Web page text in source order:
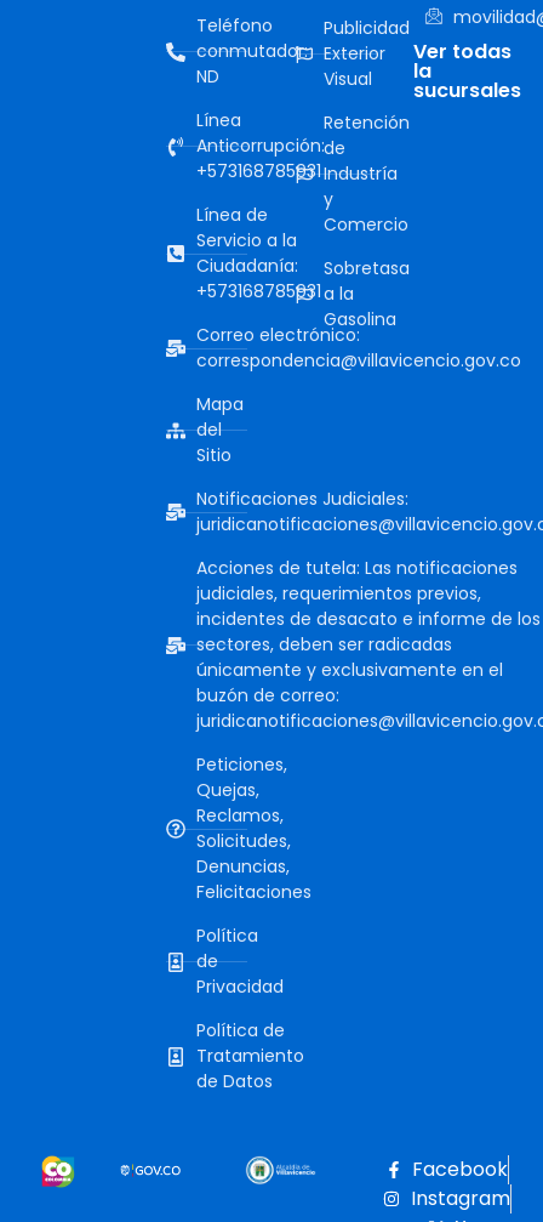
Teléfono
conmutador:
ND
Línea
Anticorrupción:
+573168785931
Línea de
Servicio a la
Ciudadanía:
+573168785931
Correo electrónico:
correspondencia@villavicencio.gov.co
Mapa
del
Sitio
Notificaciones Judiciales:
Acciones de tutela: Las notificaciones
judiciales, requerimientos previos,
incidentes de desacato e informe de los
sectores, deben ser radicadas
únicamente y exclusivamente en el
buzón de correo:
Peticiones,
Quejas,
Reclamos,
Solicitudes,
Denuncias,
Felicitaciones
Política
de
Privacidad
Política de
Tratamiento
de Datos
Publicidad
Exterior
Visual
Retención
de
Industría
y
Comercio
Sobretasa
a la
Gasolina
Ver todas
la
sucursales
Facebook
Instagram